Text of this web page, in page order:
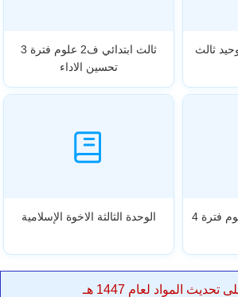
ثالث
ثالث ابتدائي ف2 علوم فترة 3
تحسين الاداء
نماذج اسئلة واجابات علوم فترة 4
الوحدة الثالثة الاخوة الإسلامية
المواد لعام 1447 هـ